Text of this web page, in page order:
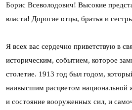
Борис Всеволодович! Высокие
власти! Дорогие отцы, братья и
Я всех вас сердечно приветствую в
историческим, событием, которое
столетие. 1913 год был годом,
наивысшим расцветом национальной
и состояние вооруженных сил, и